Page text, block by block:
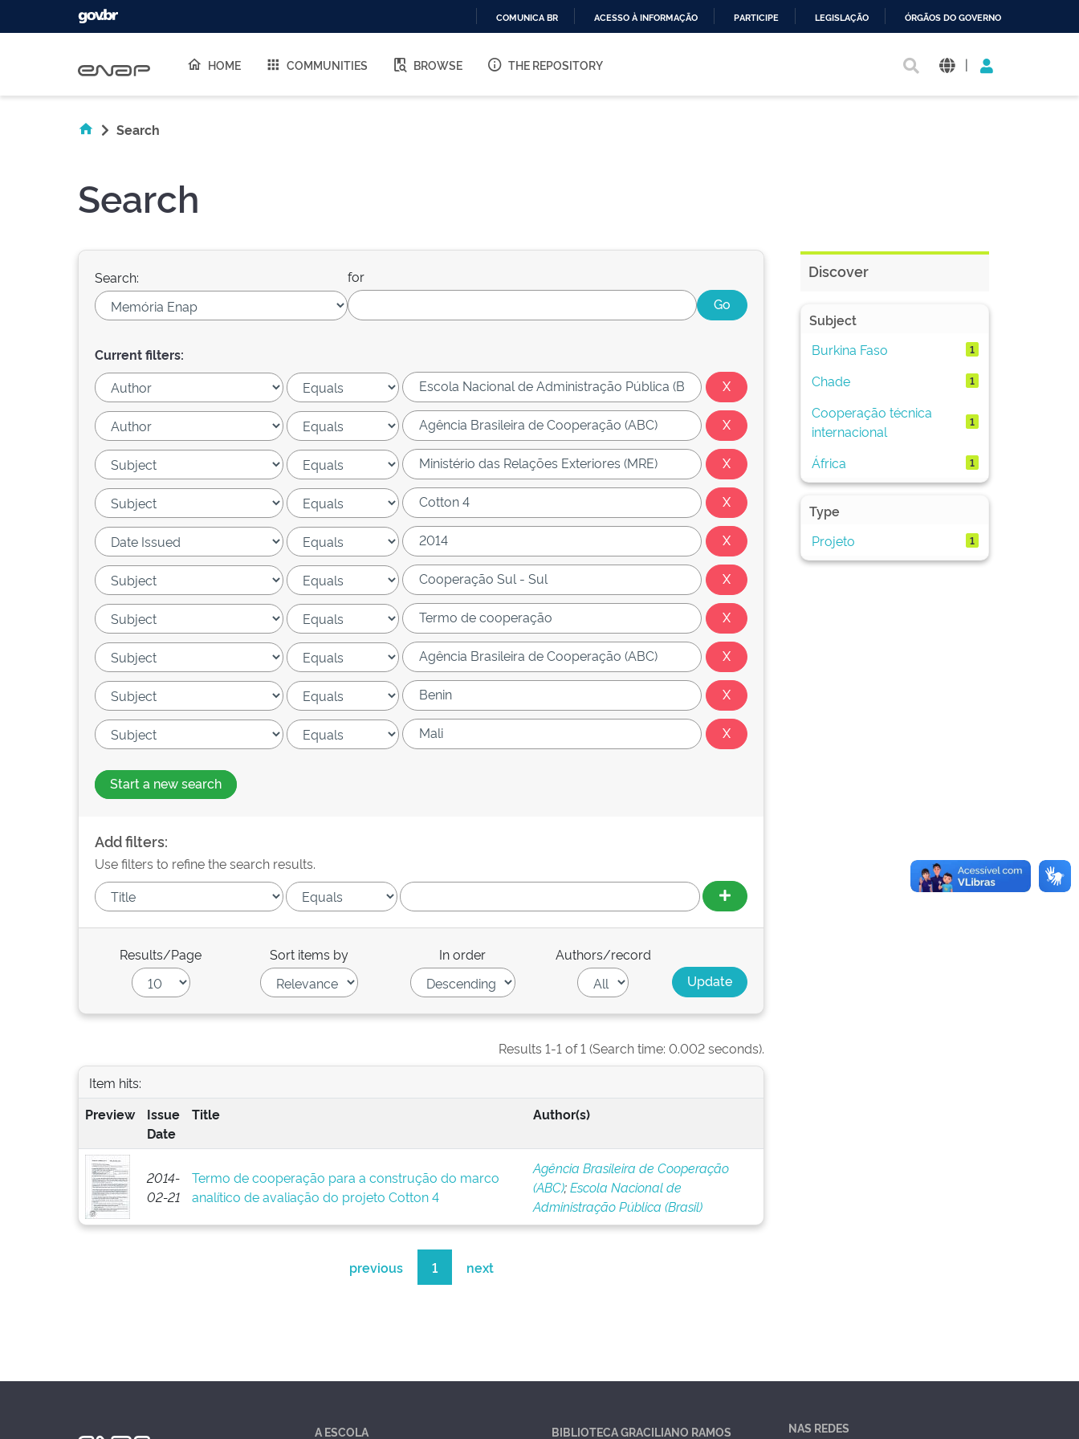
O
COMUNICA BR ACESSO À INFORMAÇÃO PARTICIPE LEGISLAÇÃO ÓRGÃOS DO GOVERNO
HOME COMMUNITIES BROWSE THE REPOSITORY |
Search
Search
Search: for
Current filters:
Start a new search
Add filters:
Use filters to refine the search results.
Results/Page Sort items by In order Authors/record
Results 1-1 of 1 (Search time: 0.002 seconds).
Item hits:
Preview
Issue
Date
Title Author(s)
2014-
02-21
Termo de cooperação para a construção do marco
analítico de avaliação do projeto Cotton 4
Agência Brasileira de Cooperação
(ABC);Escola Nacional de
Administração Pública (Brasil)
previous 1 next
Discover
Subject
Burkina Faso
1
Chade 1
Cooperação técnica
internacional
1
África 1
Type
Projeto
1
A ESCOLA BIBLIOTECA GRACILIANO RAMOS NAS REDES